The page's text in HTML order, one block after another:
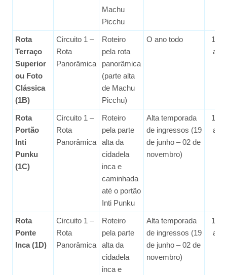
Machu
Picchu
Rota
Terraço
Superior
ou Foto
Clássica
(1B)
Circuito 1 –
Rota
Panorâmica
Roteiro
pela rota
panorâmica
(parte alta
de Machu
Picchu)
O ano todo
1
Rota
Portão
Inti
Punku
(1C)
Circuito 1 –
Rota
Panorâmica
Roteiro
pela parte
alta da
cidadela
inca e
caminhada
até o portão
Inti Punku
Alta temporada
de ingressos (19
de junho – 02 de
novembro)
1
Rota
Ponte
Inca (1D)
Circuito 1 –
Rota
Panorâmica
Roteiro
pela parte
alta da
cidadela
inca e
Alta temporada
de ingressos (19
de junho – 02 de
novembro)
1